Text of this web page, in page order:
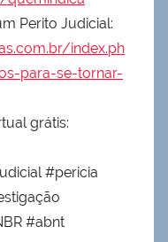
Perito Judicial:
index.ph
para-se-tornar-
grátis:
#pericia
#abnt